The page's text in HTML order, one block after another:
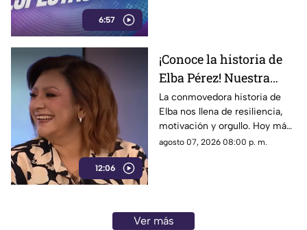
6:57
12:06
¡Conoce la historia de
Elba Pérez! Nuestra
nueva Reina en el foro
de 'Cada mañana'
La conmovedora historia de
Elba nos llena de resiliencia,
motivación y orgullo. Hoy más
que nunca brilla tanto por
agosto 07, 2026 08:00 p. m.
Ver más